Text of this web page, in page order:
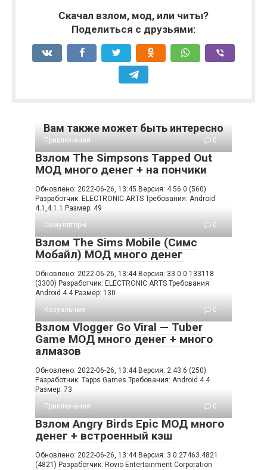
Скачал взлом, мод, или читы?
Поделиться с друзьями:
Вам также может быть интересно
Приключения 0
Взлом The Simpsons Tapped Out
МОД много денег + на пончики
Обновлено: 2022-06-26, 13:45 Версия: 4.56.0 (560)
Разработчик: ELECTRONIC ARTS Требования: Android
4.1,4.1.1 Размер: 49
Симуляторы
0
Взлом The Sims Mobile (Симс
Мобайл) МОД много денег
Обновлено: 2022-06-26, 13:44 Версия: 33.0.0.133118
(3300) Разработчик: ELECTRONIC ARTS Требования:
Android 4.4 Размер: 130
Казуальные
0
Взлом Vlogger Go Viral — Tuber
Game МОД много денег + много
алмазов
Обновлено: 2022-06-26, 13:44 Версия: 2.43.6 (250)
Разработчик: Tapps Games Требования: Android 4.4
Размер: 73
Приключения
0
Взлом Angry Birds Epic МОД много
денег + встроенный кэш
Обновлено: 2022-06-26, 13:44 Версия: 3.0.27463.4821
(4821) Разработчик: Rovio Entertainment Corporation